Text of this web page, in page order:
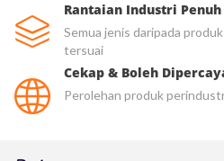
Rantaian Industri Penuh
Semua jenis daripada
tersuai
Cekap & Boleh
Perolehan produk